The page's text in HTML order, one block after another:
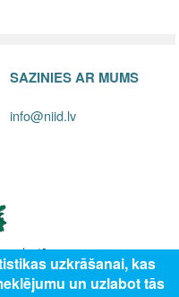
SAZINIES AR MUMS
info@niid.lv
uzkrāšanai, kas
un uzlabot tās